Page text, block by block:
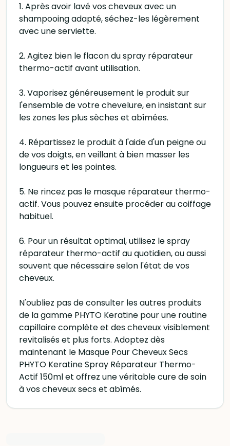
1. Après avoir lavé vos cheveux avec un
shampooing adapté, séchez-les légèrement
avec une serviette.
2. Agitez bien le flacon du spray réparateur
thermo-actif avant utilisation.
3. Vaporisez généreusement le produit sur
l'ensemble de votre chevelure, en insistant sur
les zones les plus sèches et abîmées.
4. Répartissez le produit à l'aide d'un peigne ou
de vos doigts, en veillant à bien masser les
longueurs et les pointes.
5. Ne rincez pas le masque réparateur thermo-
actif. Vous pouvez ensuite procéder au coiffage
habituel.
6. Pour un résultat optimal, utilisez le spray
réparateur thermo-actif au quotidien, ou aussi
souvent que nécessaire selon l'état de vos
cheveux.
N'oubliez pas de consulter les autres produits
de la gamme PHYTO Keratine pour une routine
capillaire complète et des cheveux visiblement
revitalisés et plus forts. Adoptez dès
maintenant le Masque Pour Cheveux Secs
PHYTO Keratine Spray Réparateur Thermo-
Actif 150ml et offrez une véritable cure de soin
à vos cheveux secs et abîmés.